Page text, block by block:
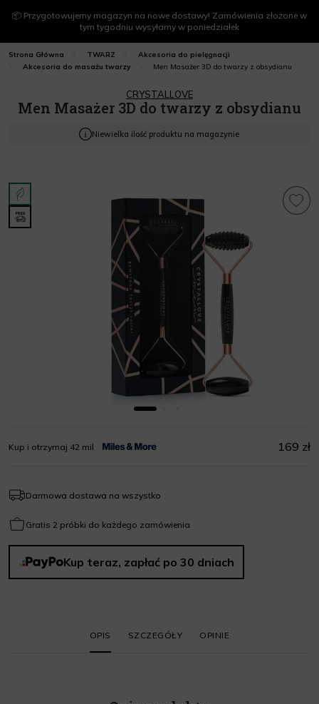
📦 Przygotowujemy magazyn na nowe dostawy! Zamówienia złożone w
tym tygodniu wysyłamy w poniedziałek
Strona Główna TWARZ
Akcesoria do pielęgnacji
Akcesoria do masażu twarzy
Men Masażer 3D do twarzy z obsydianu
CRYSTALLOVE
Men Masażer 3D do twarzy z obsydianu
Niewielka ilość produktu na magazynie
Kup i otrzymaj 42 mil 169 zł
Darmowa dostawa na wszystko
Gratis 2 próbki do każdego zamówienia
Kup teraz, zapłać po 30 dniach
OPIS SZCZEGÓŁY OPINIE